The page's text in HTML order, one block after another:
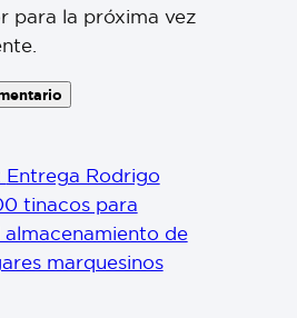
para la próxima vez
Entrega Rodrigo
tinacos para
de
marquesinos